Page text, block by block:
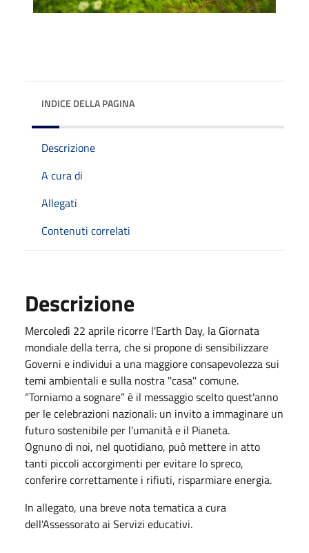
INDICE DELLA PAGINA
Descrizione
A cura di
Allegati
Contenuti correlati
Descrizione
Mercoledì 22 aprile ricorre l'Earth Day, la Giornata
mondiale della terra, che si propone di sensibilizzare
Governi e individui a una maggiore consapevolezza sui
temi ambientali e sulla nostra ''casa'' comune.
“Torniamo a sognare” è il messaggio scelto quest'anno
per le celebrazioni nazionali: un invito a immaginare un
futuro sostenibile per l’umanità e il Pianeta.
Ognuno di noi, nel quotidiano, può mettere in atto
tanti piccoli accorgimenti per evitare lo spreco,
conferire correttamente i rifiuti, risparmiare energia.
In allegato, una breve nota tematica a cura
dell'Assessorato ai Servizi educativi.